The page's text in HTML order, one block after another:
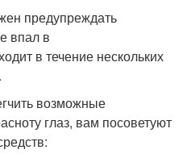
предупреждать
впал в
в течение нескольких
возможные
глаз, вам посоветуют